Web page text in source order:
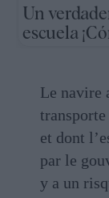
Un
escuela
Le navire
transporte
et dont
par le
y a un